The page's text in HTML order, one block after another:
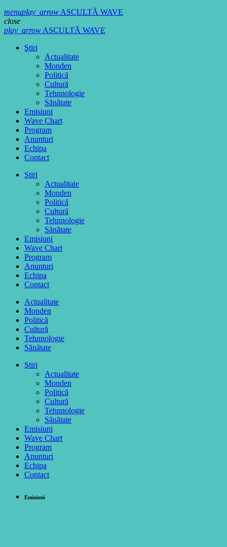
menuplay_arrowASCULTĂ WAVE
close
play_arrowASCULTĂ WAVE
Ştiri
Actualitate
Monden
Politică
Cultură
Tehnnologie
Sănătate
Emisiuni
Wave Chart
Program
Anunturi
Echipa
Contact
Ştiri
Actualitate
Monden
Politică
Cultură
Tehnnologie
Sănătate
Emisiuni
Wave Chart
Program
Anunturi
Echipa
Contact
Actualitate
Monden
Politică
Cultură
Tehnnologie
Sănătate
Ştiri
Actualitate
Monden
Politică
Cultură
Tehnnologie
Sănătate
Emisiuni
Wave Chart
Program
Anunturi
Echipa
Contact
Emisiuni